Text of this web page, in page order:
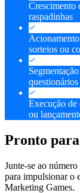
Crescimento
raspadinhas
sorteios ou
Execução de
ou
Pronto
Junte-se ao
para impulsionar o
Marketing Games.